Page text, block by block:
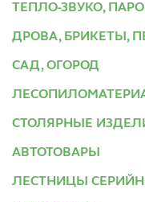
ТЕПЛО-ЗВУКО,
ДРОВА, БРИКЕТЫ,
САД, ОГОРОД
СТОЛЯРНЫЕ
АВТОТОВАРЫ
ЛЕСТНИЦЫ